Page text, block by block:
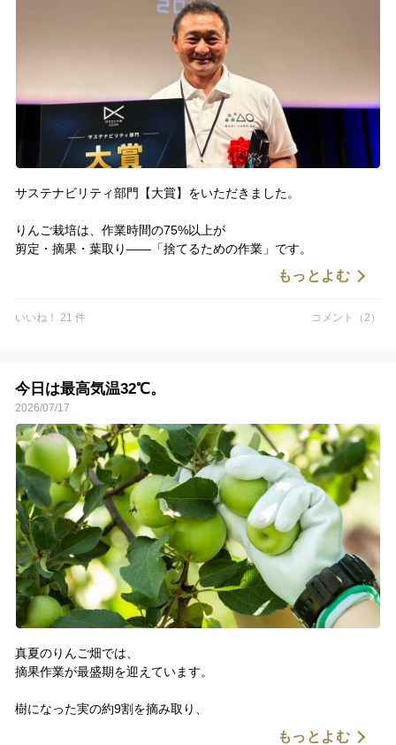
誠に勝手ながら、**8月8日（土）〜8月16日（日）**は、夏季休業
休業期間中にいただいたご注文・お問い合わせにつきましては、8
月17日以降、順次対応いたします。
ご不便をおかけしますが、何卒よろしくお願いいたします。
サステナビリティ部門【大賞】をいただきました。
りんご栽培は、作業時間の75%以上が
剪定・摘果・葉取り——「捨てるための作業」です。
畑のデータが未来の農業をつくる。
日本のDXの最高峰の舞台で評価されました。
毎日畑で汗を流す社員のみんな、
応援してくださる皆様、本当にありがとうございます。
この賞を励みに、青森から農業の未来を変えていきます。
もっとよむ
いいね！ 21 件 コメント（2）
今日は最高気温32℃。
2026/07/17
真夏のりんご畑では、
摘果作業が最盛期を迎えています。
樹になった実の約9割を摘み取り、
おいしいりんごを育てるための大切な仕事です。
もっとよむ